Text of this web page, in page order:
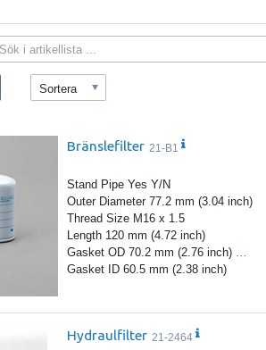
Sortera
Bränslefilter 21-B1
Stand Pipe Yes Y/N
Outer Diameter 77.2 mm (3.04 inch)
Thread Size M16 x 1.5
Length 120 mm (4.72 inch)
Gasket OD 70.2 mm (2.76 inch)
Gasket ID 60.5 mm (2.38 inch)
Hydraulfilter 21-2464